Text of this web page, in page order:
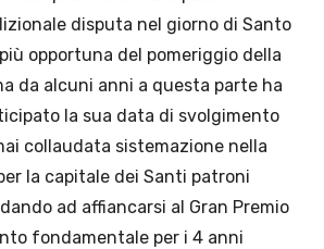
disputa nel giorno di Santo
opportuna del pomeriggio della
da alcuni anni a questa parte ha
la sua data di svolgimento
collaudata sistemazione nella
la capitale dei Santi patroni
ad affiancarsi al Gran Premio
fondamentale per i 4 anni